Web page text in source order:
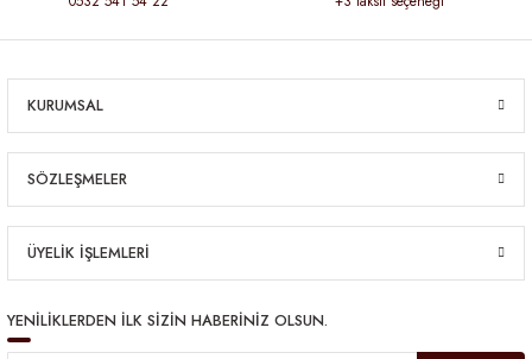
KURUMSAL
SÖZLEŞMELER
ÜYELİK İŞLEMLERİ
YENİLİKLERDEN İLK SİZİN HABERİNİZ OLSUN.